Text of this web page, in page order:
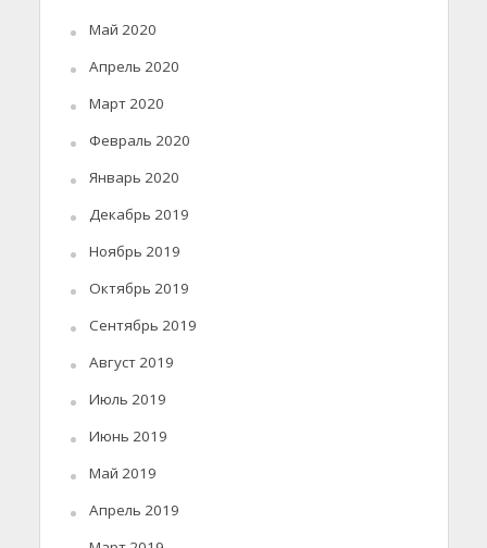
Май 2020
Апрель 2020
Март 2020
Февраль 2020
Январь 2020
Декабрь 2019
Ноябрь 2019
Октябрь 2019
Сентябрь 2019
Август 2019
Июль 2019
Июнь 2019
Май 2019
Апрель 2019